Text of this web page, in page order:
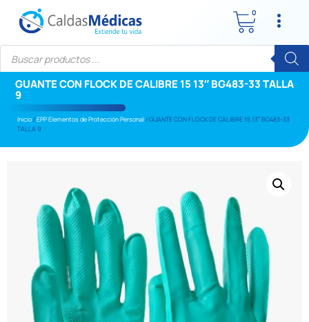
0
GUANTE CON FLOCK DE CALIBRE 15 13″ BG483-33 TALLA
9
Inicio/EPP Elementos de Protección Personal/ GUANTE CON FLOCK DE CALIBRE 15 13″ BG483-33
TALLA 9